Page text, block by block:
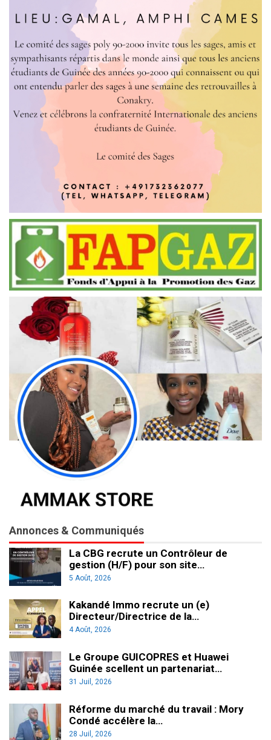
Annonces & Communiqués
La CBG recrute un Contrôleur de
gestion (H/F) pour son site…
5 Août, 2026
Kakandé Immo recrute un (e)
Directeur/Directrice de la…
4 Août, 2026
Le Groupe GUICOPRES et Huawei
Guinée scellent un partenariat…
31 Juil, 2026
Réforme du marché du travail : Mory
Condé accélère la…
28 Juil, 2026